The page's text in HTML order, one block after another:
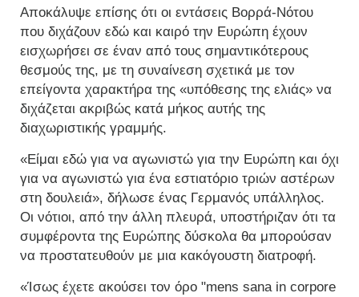
Αποκάλυψε επίσης ότι οι εντάσεις Βορρά-Νότου
που διχάζουν εδώ και καιρό την Ευρώπη έχουν
εισχωρήσει σε έναν από τους σημαντικότερους
θεσμούς της, με τη συναίνεση σχετικά με τον
επείγοντα χαρακτήρα της «υπόθεσης της ελιάς» να
διχάζεται ακριβώς κατά μήκος αυτής της
διαχωριστικής γραμμής.
«Είμαι εδώ για να αγωνιστώ για την Ευρώπη και όχι
για να αγωνιστώ για ένα εστιατόριο τριών αστέρων
στη δουλειά», δήλωσε ένας Γερμανός υπάλληλος.
Οι νότιοι, από την άλλη πλευρά, υποστήριζαν ότι τα
συμφέροντα της Ευρώπης δύσκολα θα μπορούσαν
να προστατευθούν με μια κακόγουστη διατροφή.
«Ίσως έχετε ακούσει τον όρο "mens sana in corpore